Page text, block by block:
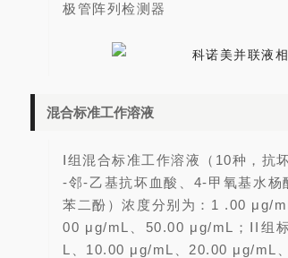
极管阵列检测器
混合标准工作溶液
Ⅰ组混合标准工作溶液（10种，抗
-邻-乙基抗坏血酸、4-甲氧基水
苯二酚）浓度分别为：1 .00 μg/
00 μg/mL、50.00 μg/mL；ⅠI组
L、10.00 μg/mL、20.00 μg/mL